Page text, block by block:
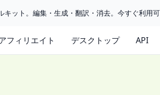
キット。編集・生成・翻訳・消去。今すぐ利用
フィリエイト デスクトップ API